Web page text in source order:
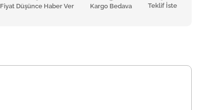
Fiyat Düşünce Haber Ver Kargo Bedava Teklif İste